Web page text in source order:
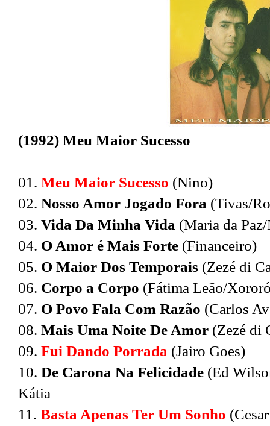
(1992) Meu Maior Sucesso
01. Meu Maior Sucesso (Nino)
02. Nosso Amor Jogado Fora (Tivas/
03. Vida Da Minha Vida (Maria da
04. O Amor é Mais Forte (Financeiro)
05. O Maior Dos Temporais (Zezé di
06. Corpo a Corpo (Fátima Leão/
07. O Povo Fala Com Razão (Carlos
08. Mais Uma Noite De Amor (Zezé di
09. Fui Dando Porrada (Jairo Goes)
10. De Carona Na Felicidade (Ed
Kátia
11. Basta Apenas Ter Um Sonho